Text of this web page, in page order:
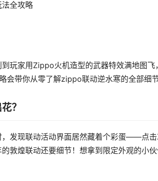
全攻略
玩家用Zippo火机造型的武器特效满地图
会带你从零了解zippo联动逆水寒的全部细
？
，发现联动活动界面居然藏着个彩蛋——点
敦煌联动还要细节！想拿到限定外观的小伙